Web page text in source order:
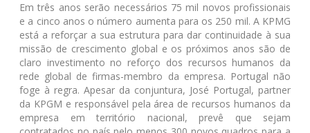
Em três anos serão necessários 75 mil novos profissionais
e a cinco anos o número aumenta para os 250 mil. A KPMG
está a reforçar a sua estrutura para dar continuidade à sua
missão de crescimento global e os próximos anos são de
claro investimento no reforço dos recursos humanos da
rede global de firmas-membro da empresa. Portugal não
foge à regra. Apesar da conjuntura, José Portugal, partner
da KPGM e responsável pela área de recursos humanos da
empresa em território nacional, prevê que sejam